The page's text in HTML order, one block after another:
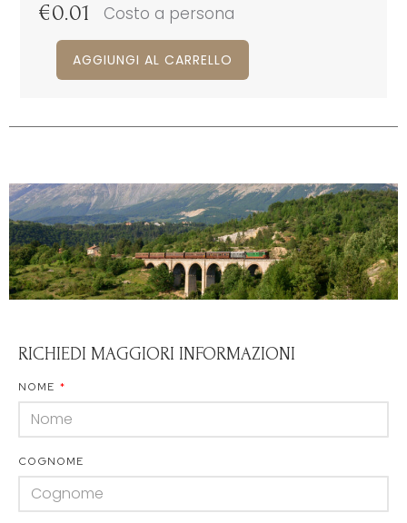
€0.01 Costo a persona
AGGIUNGI AL CARRELLO
RICHIEDI MAGGIORI INFORMAZIONI
NOME
COGNOME